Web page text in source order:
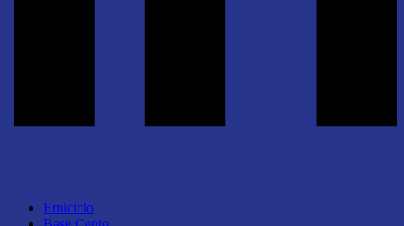
Emiciclo